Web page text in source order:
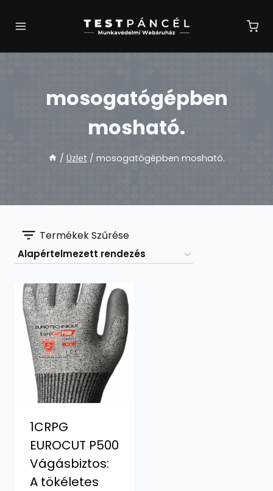
mosogatógépben
mosható.
/ Üzlet / mosogatógépben mosható.
Termékek Szűrése
1CRPG
EUROCUT P500
Vágásbiztos:
A tökéletes